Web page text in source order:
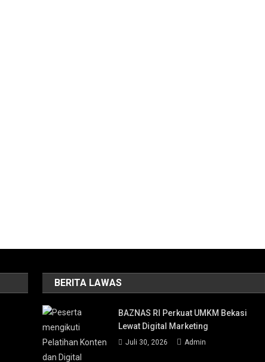
BERITA LAWAS
BAZNAS RI Perkuat UMKM Bekasi
Lewat Digital Marketing
Juli 30, 2026 Admin